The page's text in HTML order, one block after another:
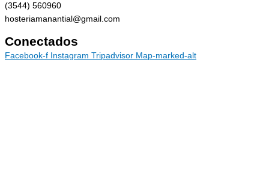
(3544) 560960
hosteriamanantial@gmail.com
Conectados
Facebook-f Instagram Tripadvisor Map-marked-alt